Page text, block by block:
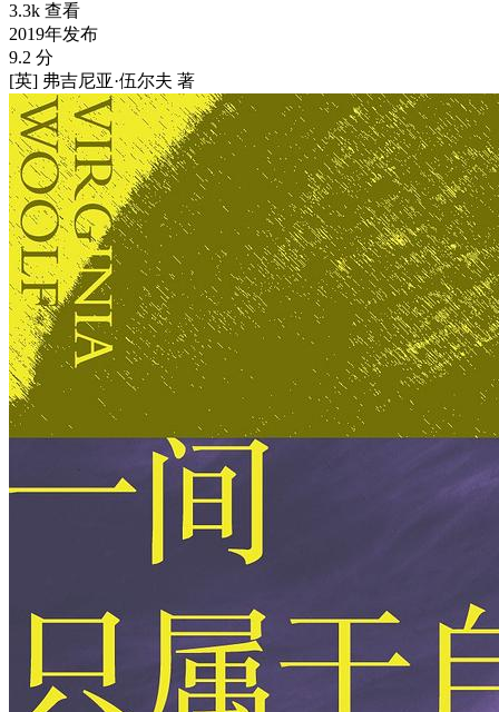
3.3k 查看
2019年发布
9.2 分
[英] 弗吉尼亚·伍尔夫 著